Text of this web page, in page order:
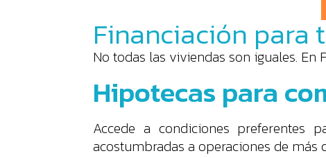
Financiación para
No todas las viviendas son iguales.
Hipotecas para
Accede a condiciones preferentes
acostumbradas a operaciones de más